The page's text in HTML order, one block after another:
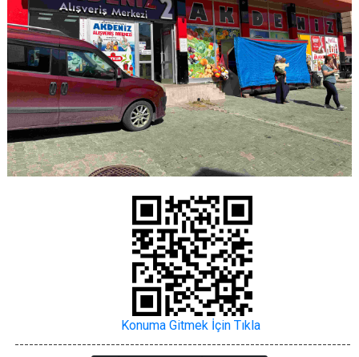
Konuma Gitmek İçin Tıkla
----------------------------------------------------------------------